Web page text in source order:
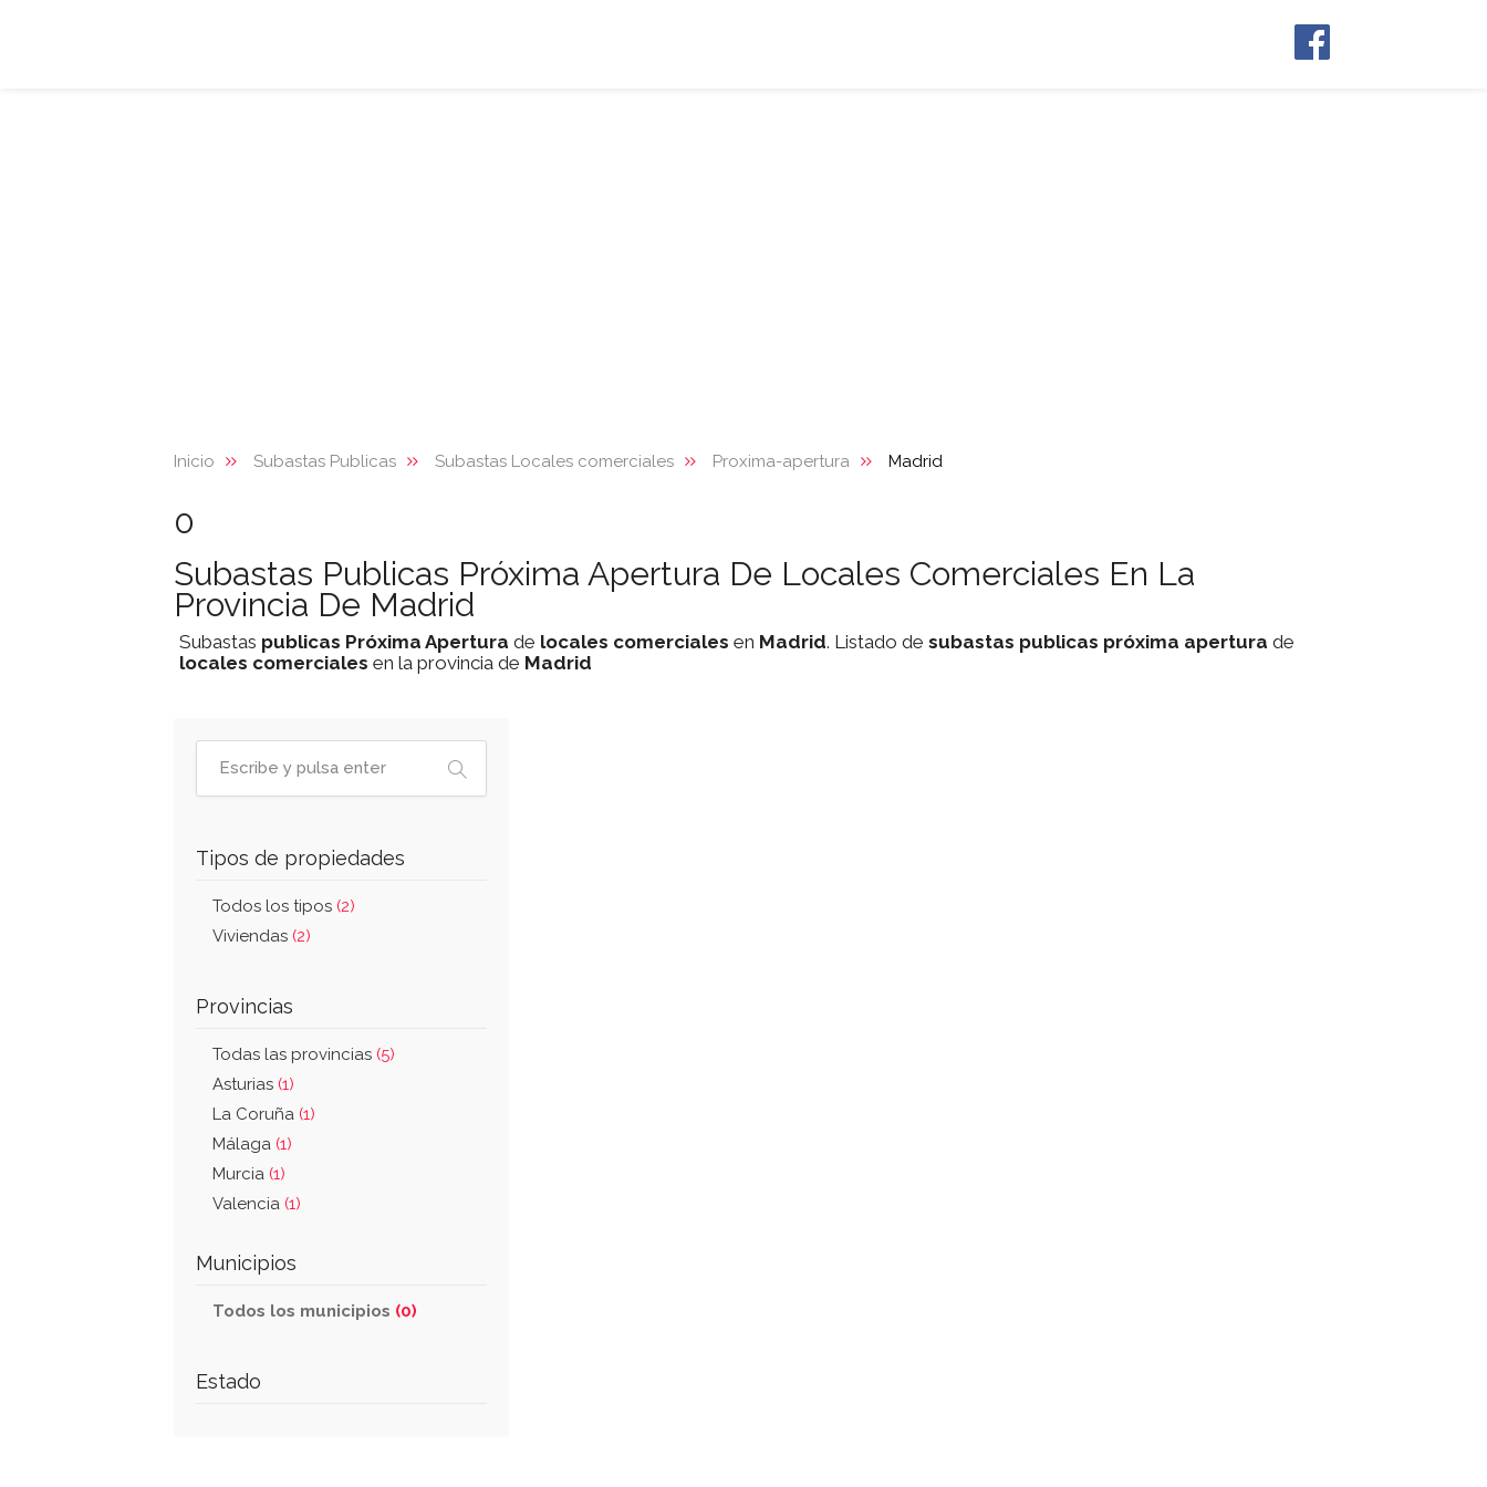
Inicio Subastas Publicas Subastas Locales comerciales Proxima-apertura Madrid
0
Subastas Publicas Próxima Apertura De Locales Comerciales En La
Provincia De Madrid
Subastas publicas Próxima Apertura de locales comerciales en Madrid. Listado de subastas publicas próxima apertura de
locales comerciales en la provincia de Madrid
Tipos de propiedades
Todos los tipos (2)
Viviendas (2)
Provincias
Todas las provincias (5)
Asturias (1)
La Coruña (1)
Málaga (1)
Murcia (1)
Valencia (1)
Municipios
Todos los municipios (0)
Estado